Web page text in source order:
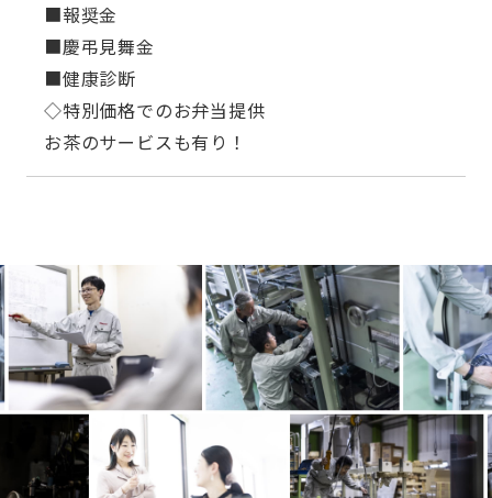
■報奨金
■慶弔見舞金
■健康診断
◇特別価格でのお弁当提供
お茶のサービスも有り！